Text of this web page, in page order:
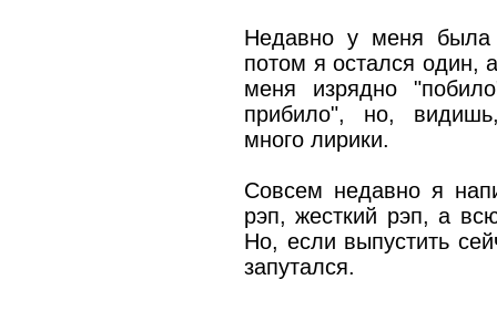
Недавно у меня была
потом я остался один,
меня изрядно
прибило", но, видишь,
много лирики.
Совсем недавно я
рэп, жесткий рэп, а
Но, если выпустить
запутался.